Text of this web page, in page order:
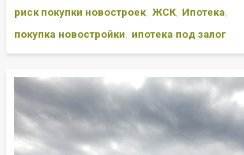
риск покупки новостроек ЖСК Ипотека
покупка новостройки
ипотека под залог